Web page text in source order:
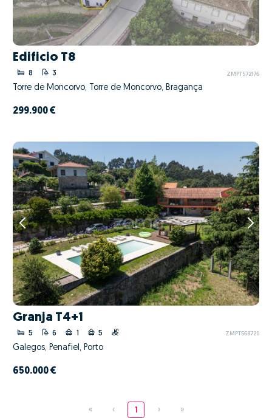
Edificio T8
8 3 ZMPT572176
Torre de Moncorvo, Torre de Moncorvo, Bragança
299.900 €
Granja T4+1
5 6 1 5 ZMPT568720
Galegos, Penafiel, Porto
650.000 €
« ‹ 1 › »